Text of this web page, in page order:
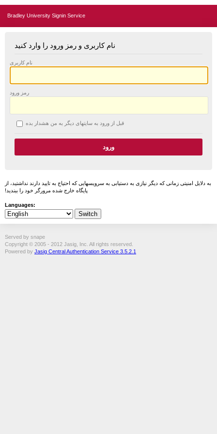
Bradley University Signin Service
نام کاربری و رمز ورود را وارد کنید
نام کاربری
رمز ورود
قبل از ورود به سایتهای دیگر به من هشدار بده
به دلایل امنیتی زمانی که دیگر نیازی به دستیابی به سرویسهایی که احتیاج به تایید دارند نداشتید، از
پایگاه خارج شده مرورگر خود را ببندید!
Languages:
Served by snape
Copyright © 2005 - 2012 Jasig, Inc. All rights reserved.
Powered by Jasig Central Authentication Service 3.5.2.1